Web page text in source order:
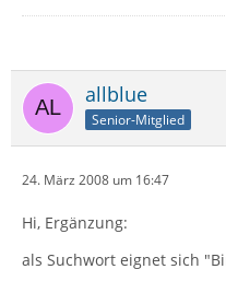
allblue
Senior-Mitglied
24. März 2008 um 16:47
Hi, Ergänzung:
als Suchwort eignet sich